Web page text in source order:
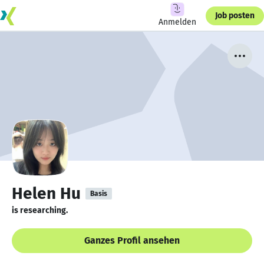
Anmelden
Job posten
Helen Hu Basis
is researching.
Ganzes Profil ansehen